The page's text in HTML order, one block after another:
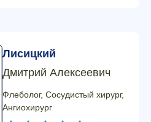
Лисицкий
Дмитрий Алексеевич
Флеболог, Сосудистый хирург,
Ангиохирург